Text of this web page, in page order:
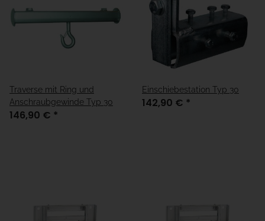
Traverse mit Ring und
Anschraubgewinde Typ 30
146,90 € *
Einschiebestation Typ 30
142,90 € *